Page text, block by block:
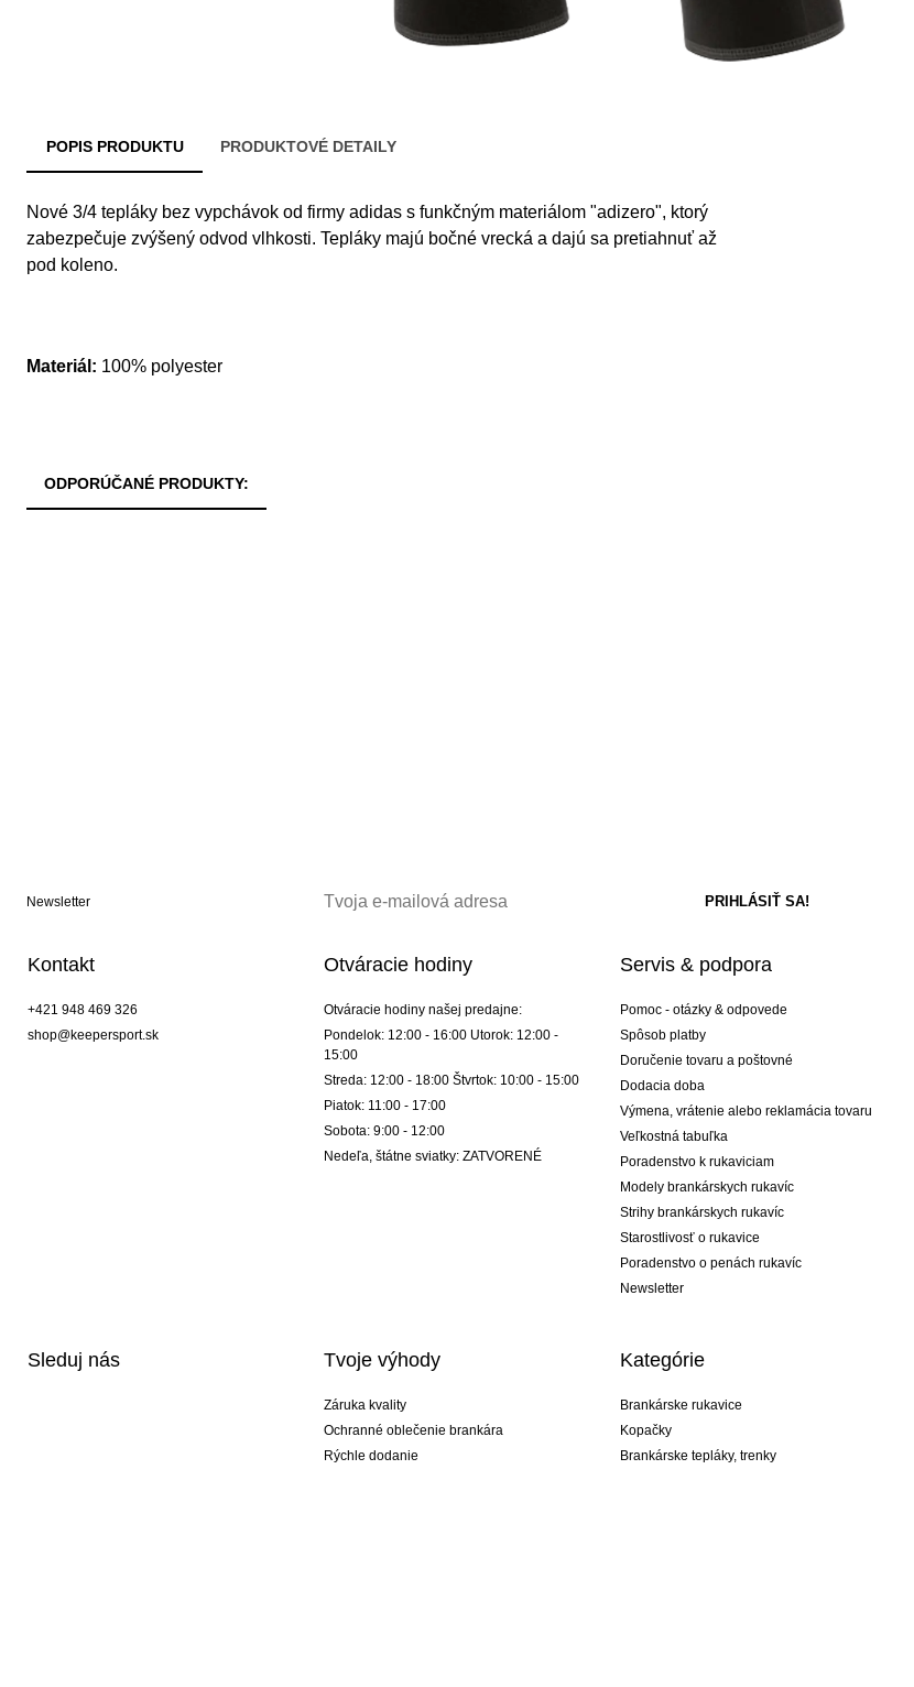
POPIS PRODUKTU PRODUKTOVÉ DETAILY
Nové 3/4 tepláky bez vypchávok od firmy adidas s funkčným materiálom "adizero", ktorý
zabezpečuje zvýšený odvod vlhkosti. Tepláky majú bočné vrecká a dajú sa pretiahnuť až
pod koleno.
Materiál: 100% polyester
ODPORÚČANÉ PRODUKTY:
Newsletter
Kontakt
+421 948 469 326
shop@keepersport.sk
Otváracie hodiny
Otváracie hodiny našej predajne:
Pondelok: 12:00 - 16:00 Utorok: 12:00 -
15:00
Streda: 12:00 - 18:00 Štvrtok: 10:00 - 15:00
Piatok: 11:00 - 17:00
Sobota: 9:00 - 12:00
Nedeľa, štátne sviatky: ZATVORENÉ
Servis & podpora
Pomoc - otázky & odpovede
Spôsob platby
Doručenie tovaru a poštovné
Dodacia doba
Výmena, vrátenie alebo reklamácia tovaru
Veľkostná tabuľka
Poradenstvo k rukaviciam
Modely brankárskych rukavíc
Strihy brankárskych rukavíc
Starostlivosť o rukavice
Poradenstvo o penách rukavíc
Newsletter
Sleduj nás Tvoje výhody
Záruka kvality
Ochranné oblečenie brankára
Rýchle dodanie
Kategórie
Brankárske rukavice
Kopačky
Brankárske tepláky, trenky